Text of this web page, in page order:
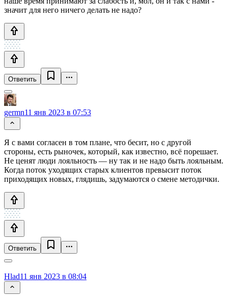
значит для него ничего делать не надо?
Ответить
germn11 янв 2023 в 07:53
Я с вами согласен в том плане, что бесит, но с другой
стороны, есть рыночек, который, как известно, всё порешает.
Не ценят люди лояльность — ну так и не надо быть лояльным.
Когда поток уходящих старых клиентов превысит поток
приходящих новых, глядишь, задумаются о смене методички.
Ответить
Hlad11 янв 2023 в 08:04